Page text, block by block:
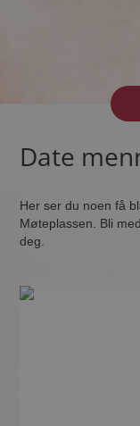
Date
Her ser du noen få
Møteplassen. Bli
deg.